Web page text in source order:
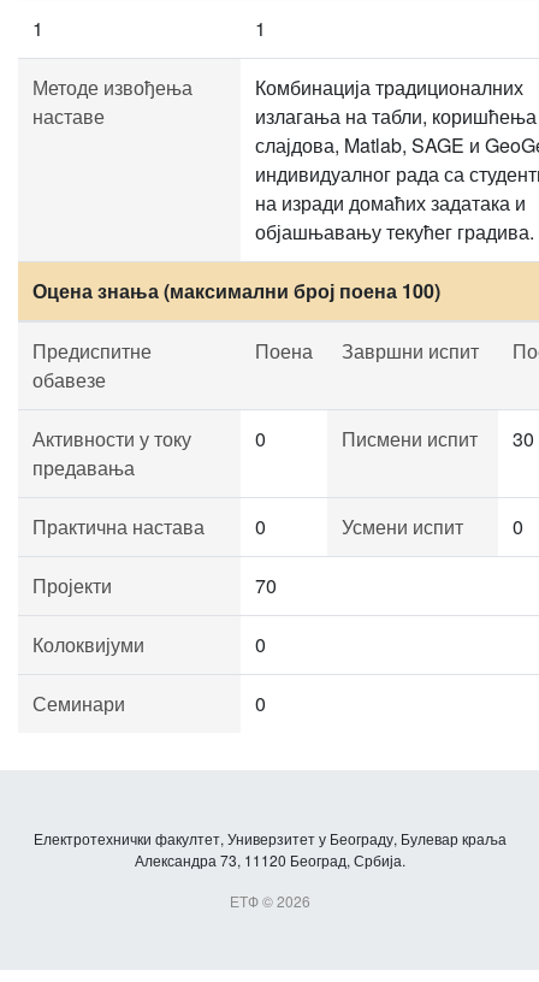
1 1
Методе извођења
наставе
Комбинација традиционалних
излагања на табли, коришћења
слајдова, Matlab, SAGE и
индивидуалног рада са
на изради домаћих задатака и
објашњавању текућег градива.
Оцена знања (максимални број поена 100)
Предиспитне
обавезе
Поена Завршни испит
Активности у току
предавања
0 Писмени испит 30
Практична настава 0 Усмени испит 0
Пројекти 70
Колоквијуми 0
Семинари 0
Електротехнички факултет, Универзитет у Београду, Булевар краља
Александра 73, 11120 Београд, Србија.
ЕТФ © 2026